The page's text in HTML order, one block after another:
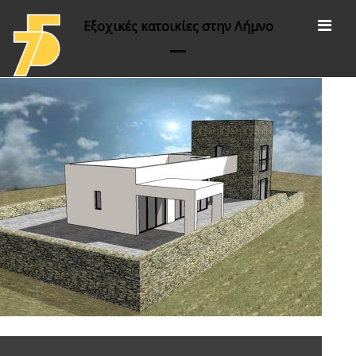
Έργα
αθλητικές εγκαταστάσεις
πολιτισμός /αποκαταστάσεις /εκθεσιακοί
χώροι
εκπαίδευση
υγεία και διοίκηση
Εξοχικές κατοικίες στην Λήμνο